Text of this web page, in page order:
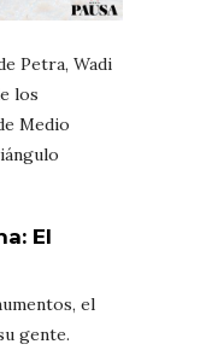
Petra, Wadi
los
Medio
El
el
gente.